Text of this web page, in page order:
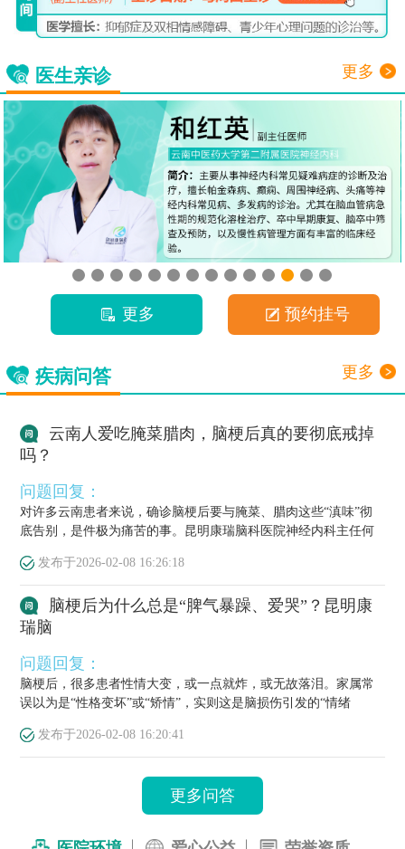
医生亲诊 更多
更多 预约挂号
疾病问答 更多
云南人爱吃腌菜腊肉，脑梗后真的要彻底戒掉
吗？
问题回复：
对许多云南患者来说，确诊脑梗后要与腌菜、腊肉这些“滇味”彻
底告别，是件极为痛苦的事。昆明康瑞脑科医院神经内科主任何
发布于2026-02-08 16:26:18
脑梗后为什么总是“脾气暴躁、爱哭”？昆明康
瑞脑
问题回复：
脑梗后，很多患者性情大变，或一点就炸，或无故落泪。家属常
误以为是“性格变坏”或“矫情”，实则这是脑损伤引发的“情绪
发布于2026-02-08 16:20:41
更多问答